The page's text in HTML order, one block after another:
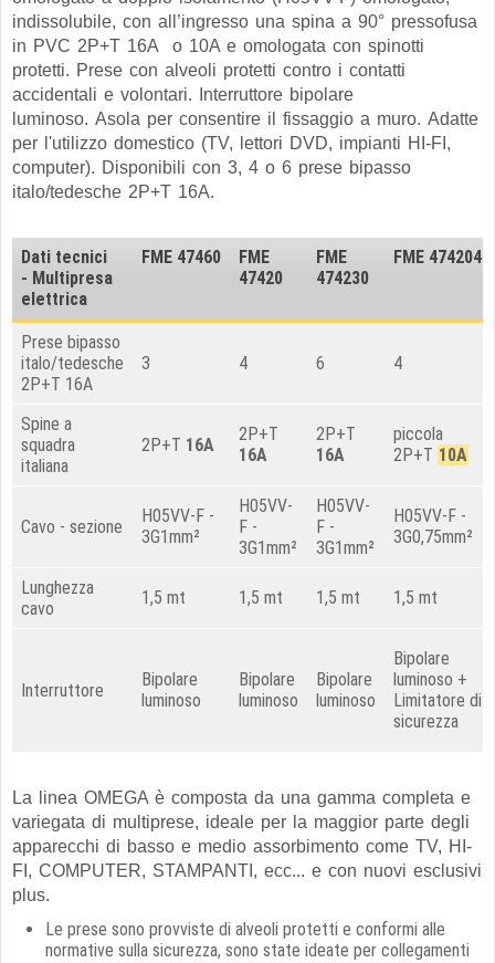
indissolubile, con all’ingresso una spina a 90° pressofusa
in PVC 2P+T 16A o 10A e omologata con spinotti
protetti. Prese con alveoli protetti contro i contatti
accidentali e volontari. Interruttore bipolare
luminoso. Asola per consentire il fissaggio a muro. Adatte
per l'utilizzo domestico (TV, lettori DVD, impianti HI-FI,
computer). Disponibili con 3, 4 o 6 prese bipasso
italo/tedesche 2P+T 16A.
Dati tecnici
- Multipresa
elettrica
FME 47460
FME
47420
FME
474230
FME 474204
Prese bipasso
italo/tedesche
2P+T 16A
3 4 6 4
Spine a
squadra
italiana
2P+T 16A
2P+T
16A
2P+T
16A
piccola
2P+T 10A
Cavo - sezione
H05VV-F -
3G1mm²
H05VV-
F -
3G1mm²
H05VV-
F -
3G1mm²
H05VV-F -
3G0,75mm²
Lunghezza
cavo
1,5 mt 1,5 mt 1,5 mt 1,5 mt
Interruttore
Bipolare
luminoso
Bipolare
luminoso
Bipolare
luminoso
Bipolare
luminoso +
Limitatore di
sicurezza
La linea OMEGA è composta da una gamma completa e
variegata di multiprese, ideale per la maggior parte degli
apparecchi di basso e medio assorbimento come TV, HI-
FI, COMPUTER, STAMPANTI, ecc... e con nuovi esclusivi
plus.
Le prese sono provviste di alveoli protetti e conformi alle
normative sulla sicurezza, sono state ideate per collegamenti